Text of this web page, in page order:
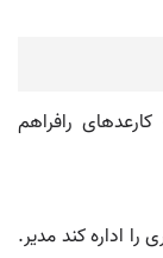
رافراهم
را اداره کند مدیر.